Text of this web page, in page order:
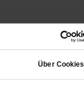
Über Cookies